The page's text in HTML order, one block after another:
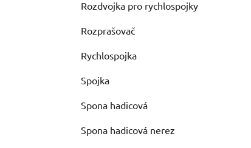
Rozdvojka pro rychlospojky
Rozprašovač
Rychlospojka
Spojka
Spona hadicová
Spona hadicová nerez